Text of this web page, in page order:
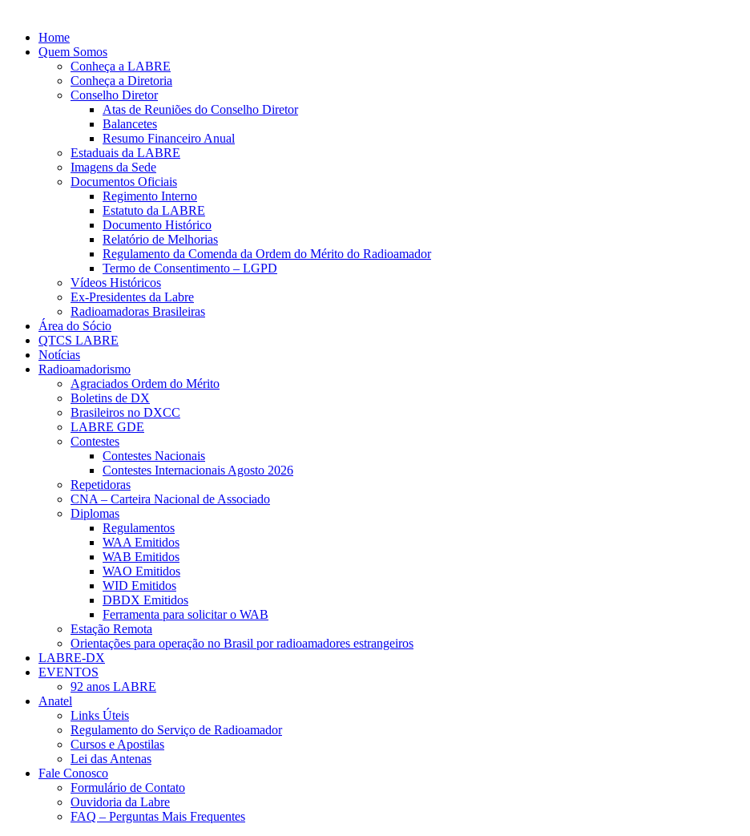
Home
Quem Somos
Conheça a LABRE
Conheça a Diretoria
Conselho Diretor
Atas de Reuniões do Conselho Diretor
Balancetes
Resumo Financeiro Anual
Estaduais da LABRE
Imagens da Sede
Documentos Oficiais
Regimento Interno
Estatuto da LABRE
Documento Histórico
Relatório de Melhorias
Regulamento da Comenda da Ordem do Mérito do Radioamador
Termo de Consentimento – LGPD
Vídeos Históricos
Ex-Presidentes da Labre
Radioamadoras Brasileiras
Área do Sócio
QTCS LABRE
Notícias
Radioamadorismo
Agraciados Ordem do Mérito
Boletins de DX
Brasileiros no DXCC
LABRE GDE
Contestes
Contestes Nacionais
Contestes Internacionais Agosto 2026
Repetidoras
CNA – Carteira Nacional de Associado
Diplomas
Regulamentos
WAA Emitidos
WAB Emitidos
WAO Emitidos
WID Emitidos
DBDX Emitidos
Ferramenta para solicitar o WAB
Estação Remota
Orientações para operação no Brasil por radioamadores estrangeiros
LABRE-DX
EVENTOS
92 anos LABRE
Anatel
Links Úteis
Regulamento do Serviço de Radioamador
Cursos e Apostilas
Lei das Antenas
Fale Conosco
Formulário de Contato
Ouvidoria da Labre
FAQ – Perguntas Mais Frequentes